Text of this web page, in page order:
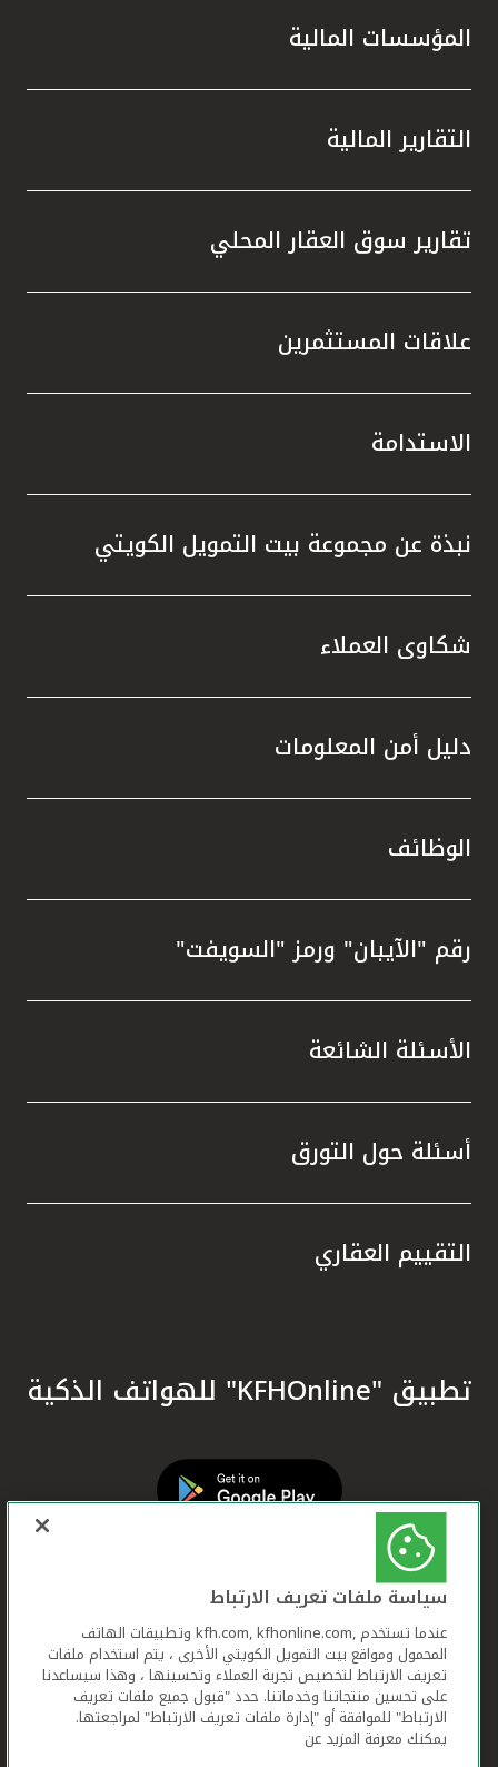
المؤسسات المالية
التقارير المالية
تقارير سوق العقار المحلي
علاقات المستثمرين
الاستدامة
نبذة عن مجموعة بيت التمويل الكويتي
شكاوى العملاء
دليل أمن المعلومات
الوظائف
رقم "الآيبان" ورمز "السويفت"
الأسئلة الشائعة
أسئلة حول التورق
التقييم العقاري
تطبيق "KFHOnline" للهواتف الذكية
سياسة ملفات تعريف الارتباط
عندما تستخدم ,kfh.com, kfhonline.com وتطبيقات الهاتف
المحمول ومواقع بيت التمويل الكويتي الأخرى ، يتم استخدام ملفات
تعريف الارتباط لتخصيص تجربة العملاء وتحسينها ، وهذا سيساعدنا
على تحسين منتجاتنا وخدماتنا. حدد "قبول جميع ملفات تعريف
الارتباط" للموافقة أو "إدارة ملفات تعريف الارتباط" لمراجعتها.
يمكنك معرفة المزيد عن